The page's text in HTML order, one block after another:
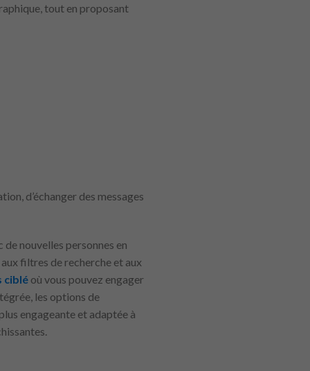
tout en proposant
d’échanger des messages
nouvelles personnes en
filtres de recherche et aux
ciblé où vous pouvez engager
les options de
engageante et adaptée à